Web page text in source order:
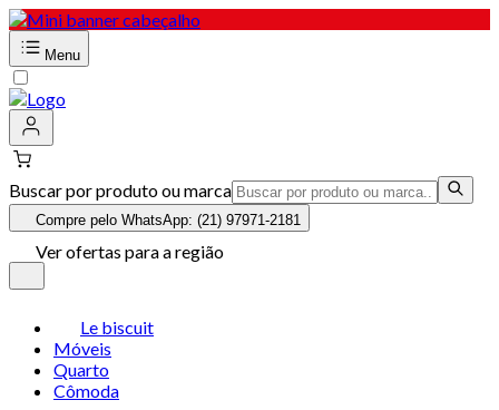
Menu
Buscar por produto ou marca
Compre pelo WhatsApp: (21) 97971-2181
Ver ofertas para a região
Le biscuit
Móveis
Quarto
Cômoda